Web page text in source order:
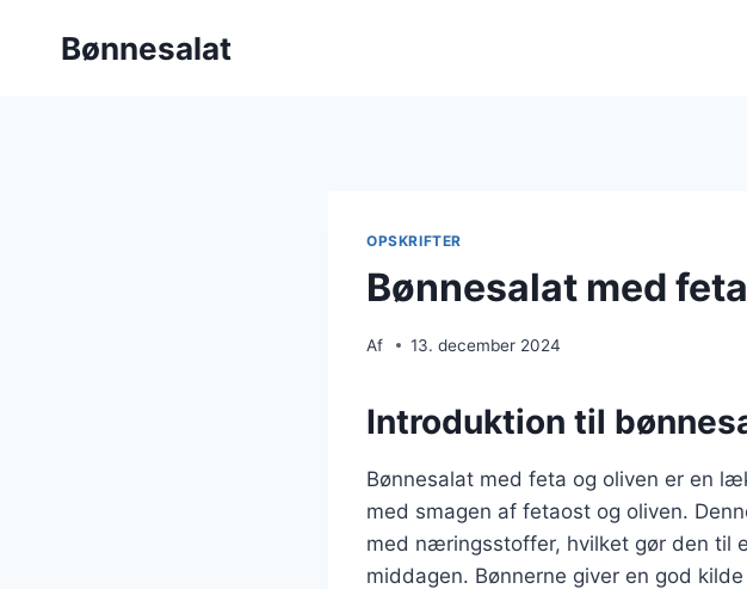
Bønnesalat
OPSKRIFTER
Bønnesalat med
Af 13. december 2024
Introduktion til
Bønnesalat med feta og oliven er en
med smagen af fetaost og oliven.
med næringsstoffer, hvilket gør den til
middagen. Bønnerne giver en god